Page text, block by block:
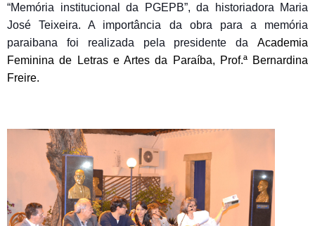
“Memória institucional da PGEPB”, da historiadora Maria
José Teixeira. A importância da obra para a memória
paraibana foi realizada pela presidente da Academia
Feminina de Letras e Artes da Paraíba, Prof.ª Bernardina
Freire.